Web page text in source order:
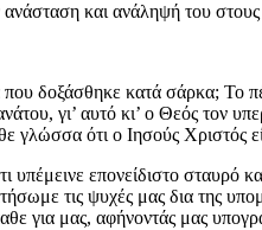
και ανάληψή του
δοξάσθηκε κατά σάρκα; Το
γι’ αυτό κι’ ο Θεός
γλώσσα ότι ο Ιησούς
επονείδιστο σταυρό
τις ψυχές μας δια της
για μας, αφήνοντάς μας